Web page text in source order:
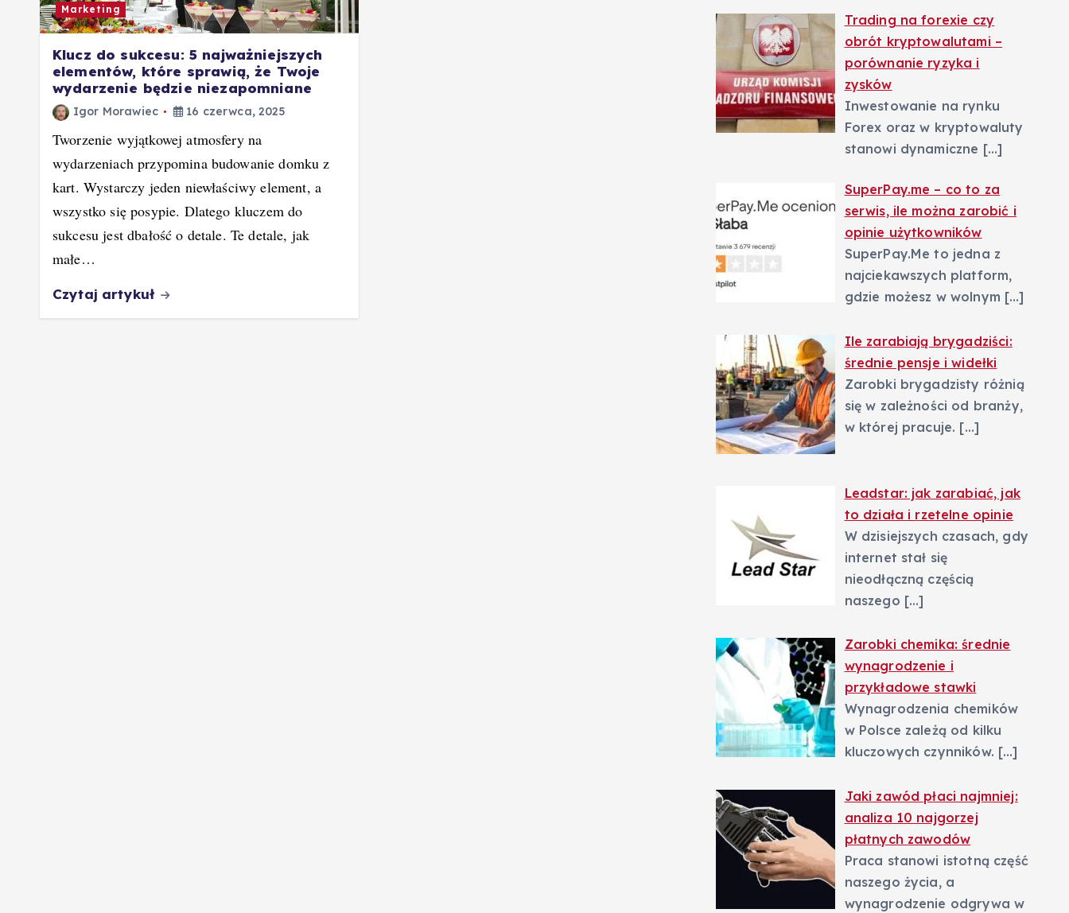
Marketing
Klucz do sukcesu: 5 najważniejszych
elementów, które sprawią, że Twoje
wydarzenie będzie niezapomniane
Igor Morawiec 16 czerwca, 2025
Tworzenie wyjątkowej atmosfery na
wydarzeniach przypomina budowanie domku z
kart. Wystarczy jeden niewłaściwy element, a
wszystko się posypie. Dlatego kluczem do
sukcesu jest dbałość o detale. Te detale, jak
małe…
Czytaj artykuł
Trading na forexie czy
obrót kryptowalutami –
porównanie ryzyka i
zysków
Inwestowanie na rynku
Forex oraz w kryptowaluty
stanowi dynamiczne […]
SuperPay.me – co to za
serwis, ile można zarobić i
opinie użytkowników
SuperPay.Me to jedna z
najciekawszych platform,
gdzie możesz w wolnym […]
Ile zarabiają brygadziści:
średnie pensje i widełki
Zarobki brygadzisty różnią
się w zależności od branży,
w której pracuje. […]
Leadstar: jak zarabiać, jak
to działa i rzetelne opinie
W dzisiejszych czasach, gdy
internet stał się
nieodłączną częścią
naszego […]
Zarobki chemika: średnie
wynagrodzenie i
przykładowe stawki
Wynagrodzenia chemików
w Polsce zależą od kilku
kluczowych czynników. […]
Jaki zawód płaci najmniej:
analiza 10 najgorzej
płatnych zawodów
Praca stanowi istotną część
naszego życia, a
wynagrodzenie odgrywa w